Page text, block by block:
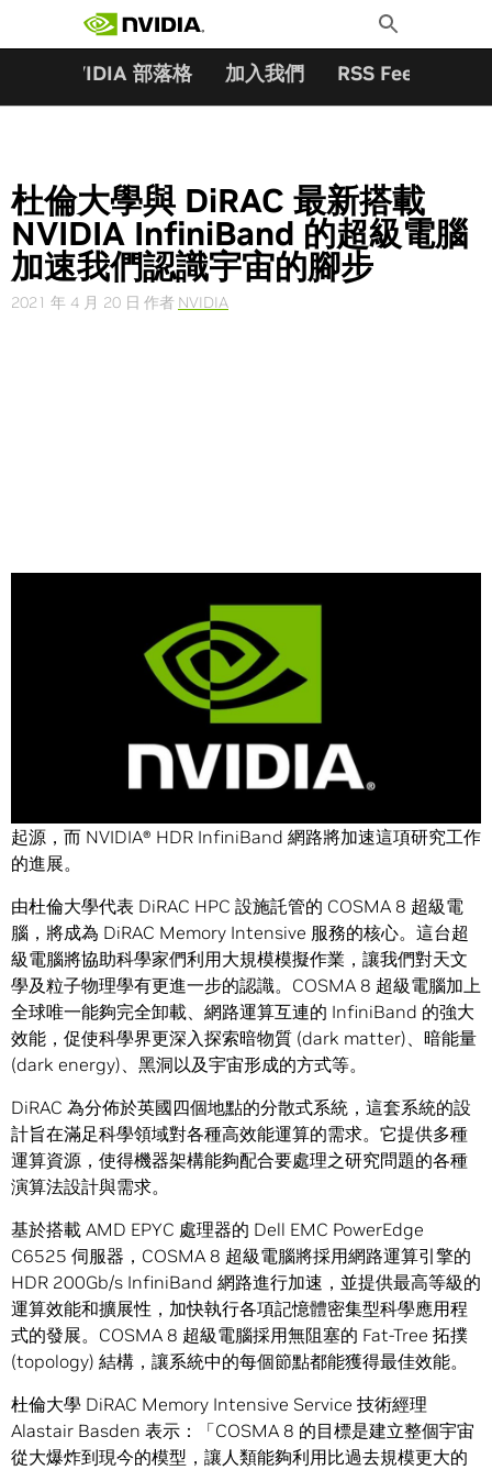
Toggle
Search
NVIDIA 部落格 加入我們 RSS Feeds
杜倫大學與 DiRAC 最新搭載
NVIDIA InfiniBand 的超級電腦
加速我們認識宇宙的腳步
2021 年 4 月 20 日 作者 NVIDIA
NVIDIA (輝達) 今天宣布英國頂尖的宇宙學家透過杜倫大學
起源，而 NVIDIA® HDR InfiniBand 網路將加速這項研究工作
的進展。
由杜倫大學代表 DiRAC HPC 設施託管的 COSMA 8 超級電
腦，將成為 DiRAC Memory Intensive 服務的核心。這台超
級電腦將協助科學家們利用大規模模擬作業，讓我們對天文
學及粒子物理學有更進一步的認識。COSMA 8 超級電腦加上
全球唯一能夠完全卸載、網路運算互連的 InfiniBand 的強大
效能，促使科學界更深入探索暗物質 (dark matter)、暗能量
(dark energy)、黑洞以及宇宙形成的方式等。
DiRAC 為分佈於英國四個地點的分散式系統，這套系統的設
計旨在滿足科學領域對各種高效能運算的需求。它提供多種
運算資源，使得機器架構能夠配合要處理之研究問題的各種
演算法設計與需求。
基於搭載 AMD EPYC 處理器的 Dell EMC PowerEdge
C6525 伺服器，COSMA 8 超級電腦將採用網路運算引擎的
HDR 200Gb/s InfiniBand 網路進行加速，並提供最高等級的
運算效能和擴展性，加快執行各項記憶體密集型科學應用程
式的發展。COSMA 8 超級電腦採用無阻塞的 Fat-Tree 拓撲
(topology) 結構，讓系統中的每個節點都能獲得最佳效能。
杜倫大學 DiRAC Memory Intensive Service 技術經理
Alastair Basden 表示：「COSMA 8 的目標是建立整個宇宙
從大爆炸到現今的模型，讓人類能夠利用比過去規模更大的